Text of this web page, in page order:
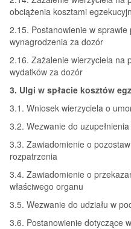
obciążenia kosztami
2.15. Postanowienie w
wynagrodzenia za dozór
2.16. Zażalenie wierzyciela na
wydatków za dozór
3. Ulgi w spłacie kosztów
3.1. Wniosek wierzyciela o
3.2. Wezwanie do
3.3. Zawiadomienie o
rozpatrzenia
3.4. Zawiadomienie o
właściwego organu
3.5. Wezwanie do udziału w
3.6. Postanowienie dotyczące